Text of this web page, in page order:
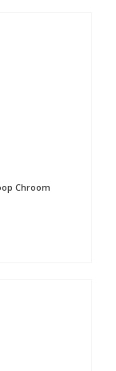
Chroom